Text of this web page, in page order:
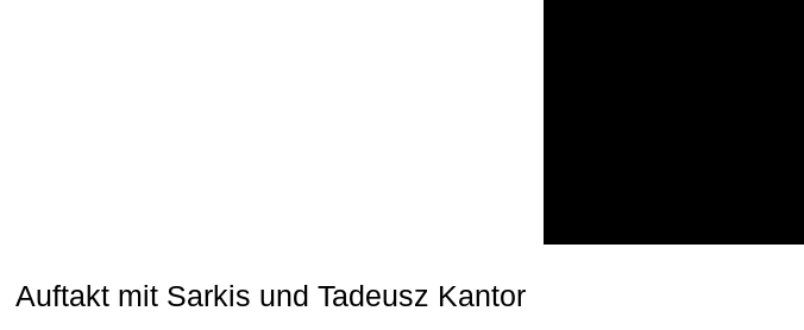
Auftakt mit Sarkis und Tadeusz Kantor